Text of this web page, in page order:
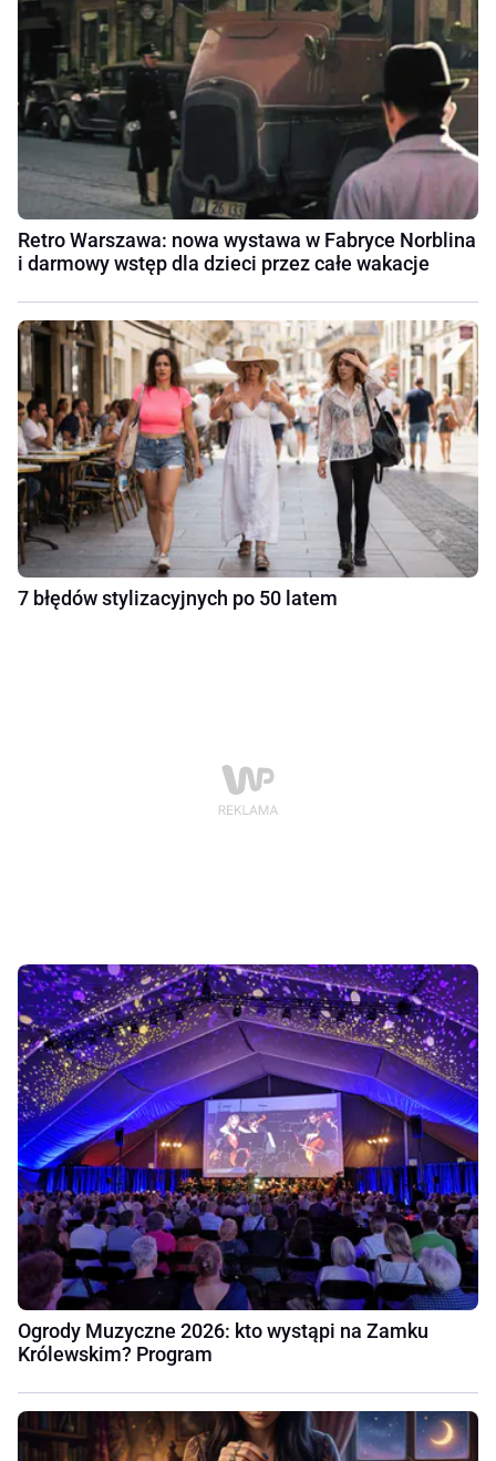
Retro Warszawa: nowa wystawa w Fabryce Norblina
i darmowy wstęp dla dzieci przez całe wakacje
7 błędów stylizacyjnych po 50 latem
Ogrody Muzyczne 2026: kto wystąpi na Zamku
Królewskim? Program